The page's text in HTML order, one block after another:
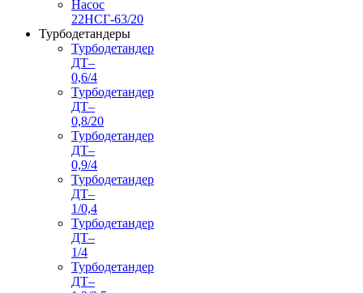
Насос
22НСГ-63/20
Турбодетандеры
Турбодетандер
ДТ–
0,6/4
Турбодетандер
ДТ–
0,8/20
Турбодетандер
ДТ–
0,9/4
Турбодетандер
ДТ–
1/0,4
Турбодетандер
ДТ–
1/4
Турбодетандер
ДТ–